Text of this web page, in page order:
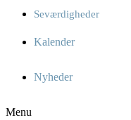
Seværdigheder
Kalender
Nyheder
Menu